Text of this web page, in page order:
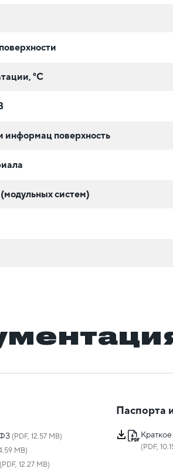
°C
информац поверхность
систем)
(PDF, 12.57 MB)
MB)
(PDF, 12.27 MB)
Паспорта
(PDF,